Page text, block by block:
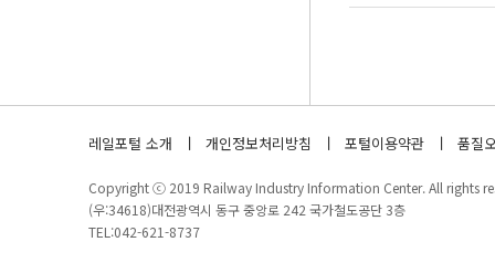
레일포털 소개 개인정보처리방침 포털이용약관 품질
Copyright ⓒ 2019 Railway Industry Information Center. All rights
(우:34618)대전광역시 동구 중앙로 242 국가철도공단 3층
TEL:042-621-8737